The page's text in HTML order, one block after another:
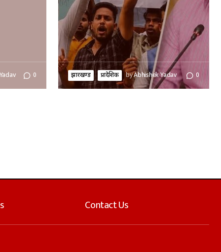
0 झारखण्ड प्रादेशिक byAbhishek Yadav 0
Contact Us